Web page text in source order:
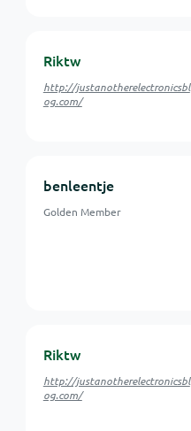
Riktw
http://justanotherelectronicsbl
og.com/
benleentje
Golden Member
Riktw
http://justanotherelectronicsbl
og.com/